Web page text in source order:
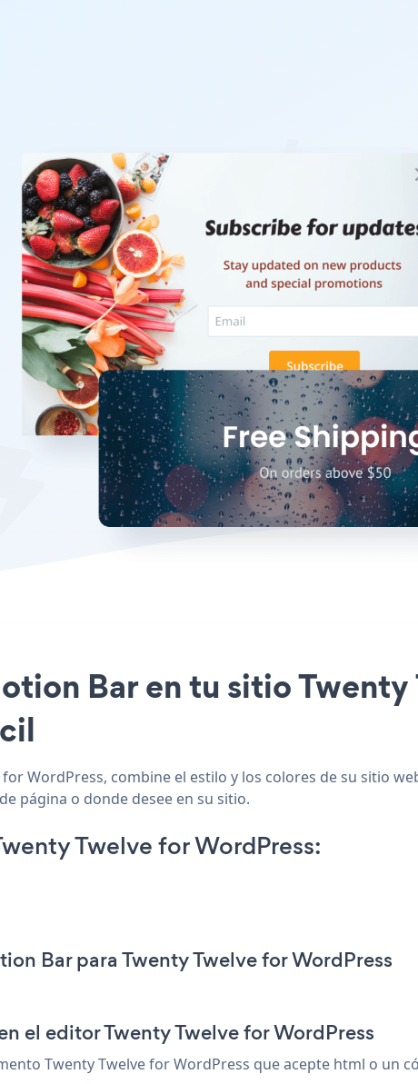
Bar en tu sitio
WordPress, combine el estilo y los colores de su sitio
página o donde desee en su sitio.
Twelve for WordPress:
Bar para Twenty Twelve for WordPress
el editor Twenty Twelve for WordPress
Twenty Twelve for WordPress que acepte html o un